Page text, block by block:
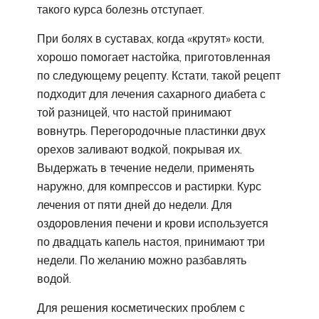
такого курса болезнь отступает.
При болях в суставах, когда «крутят» кости,
хорошо помогает настойка, приготовленная
по следующему рецепту. Кстати, такой рецепт
подходит для лечения сахарного диабета с
той разницей, что настой принимают
вовнутрь. Перегородочные пластинки двух
орехов заливают водкой, покрывая их.
Выдержать в течение недели, применять
наружно, для компрессов и растирки. Курс
лечения от пяти дней до недели. Для
оздоровления печени и крови используется
по двадцать капель настоя, принимают три
недели. По желанию можно разбавлять
водой.
Для решения косметических проблем с